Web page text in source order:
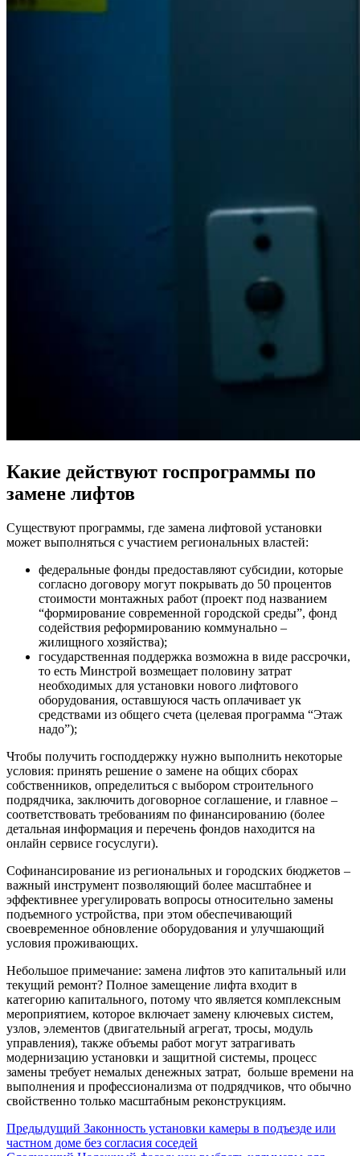
Какие действуют госпрограммы по
замене лифтов
Существуют программы, где замена лифтовой установки
может выполняться с участием региональных властей:
федеральные фонды предоставляют субсидии, которые
согласно договору могут покрывать до 50 процентов
стоимости монтажных работ (проект под названием
“формирование современной городской среды”, фонд
содействия реформированию коммунально –
жилищного хозяйства);
государственная поддержка возможна в виде рассрочки,
то есть Минстрой возмещает половину затрат
необходимых для установки нового лифтового
оборудования, оставшуюся часть оплачивает ук
средствами из общего счета (целевая программа “Этаж
надо”);
Чтобы получить господдержку нужно выполнить некоторые
условия: принять решение о замене на общих сборах
собственников, определиться с выбором строительного
подрядчика, заключить договорное соглашение, и главное –
соответствовать требованиям по финансированию (более
детальная информация и перечень фондов находится на
онлайн сервисе госуслуги).
Софинансирование из региональных и городских бюджетов –
важный инструмент позволяющий более масштабнее и
эффективнее урегулировать вопросы относительно замены
подъемного устройства, при этом обеспечивающий
своевременное обновление оборудования и улучшающий
условия проживающих.
Небольшое примечание: замена лифтов это капитальный или
текущий ремонт? Полное замещение лифта входит в
категорию капитального, потому что является комплексным
мероприятием, которое включает замену ключевых систем,
узлов, элементов (двигательный агрегат, тросы, модуль
управления), также объемы работ могут затрагивать
модернизацию установки и защитной системы, процесс
замены требует немалых денежных затрат, больше времени на
выполнения и профессионализма от подрядчиков, что обычно
свойственно только масштабным реконструкциям.
Навигация
Предыдущий Предыдущий
Законность установки камеры в подъезде или
частном доме без согласия соседей